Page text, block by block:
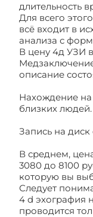
длительность
Для всего
всё входит в
анализа с
В цену 4д УЗИ
описание
Нахождение на
близких людей.
Запись на
В среднем,
3080 до 8100
которую вы
Следует
4 d эхография
проводится